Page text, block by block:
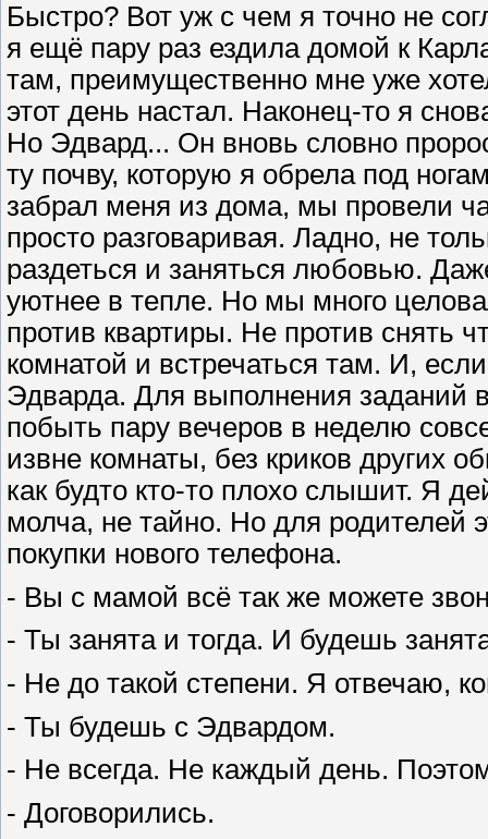
Быстро? Вот уж с чем я точно не
я ещё пару раз ездила домой к
там, преимущественно мне уже
этот день настал. Наконец-то я
Но Эдвард... Он вновь словно
ту почву, которую я обрела под
забрал меня из дома, мы провели
просто разговаривая. Ладно, не
раздеться и заняться любовью.
уютнее в тепле. Но мы много
против квартиры. Не против снять
комнатой и встречаться там. И,
Эдварда. Для выполнения заданий
побыть пару вечеров в неделю
извне комнаты, без криков других
как будто кто-то плохо слышит. Я
молча, не тайно. Но для родителей
покупки нового телефона.
- Вы с мамой всё так же можете
- Ты занята и тогда. И будешь
- Не до такой степени. Я отвечаю,
- Ты будешь с Эдвардом.
- Не всегда. Не каждый день.
- Договорились.